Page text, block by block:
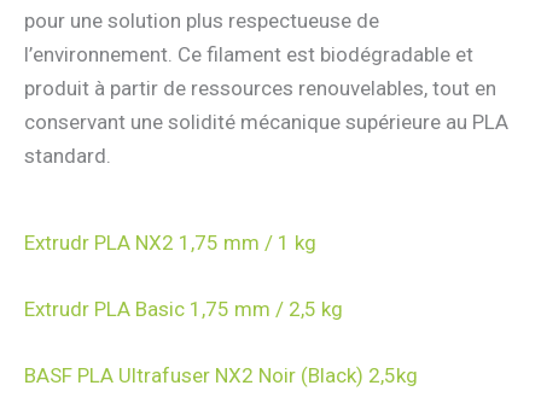
pour une solution plus respectueuse de
l’environnement. Ce filament est biodégradable et
produit à partir de ressources renouvelables, tout en
conservant une solidité mécanique supérieure au PLA
standard.
Extrudr PLA NX2 1,75 mm / 1 kg
Extrudr PLA Basic 1,75 mm / 2,5 kg
BASF PLA Ultrafuser NX2 Noir (Black) 2,5kg